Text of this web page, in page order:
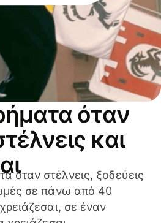
όταν
και
όταν στέλνεις, ξοδεύεις
σε πάνω από 40
σε έναν